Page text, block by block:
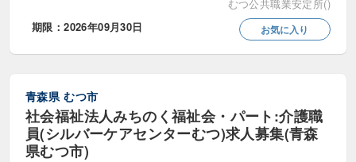
生活介護事業所
自立訓練（機能訓練・生活訓練） 行動援護
障害者グループホーム
障害者ショートステイ
むつ公共職業安定所()
期限：2026年09月30日
お気に入り
青森県 むつ市
社会福祉法人みちのく福祉会・パート:介護職
員(シルバーケアセンターむつ)求人募集(青森
県むつ市)